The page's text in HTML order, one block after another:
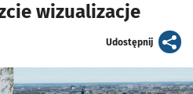
wizualizacje
Udostępnijartykuł